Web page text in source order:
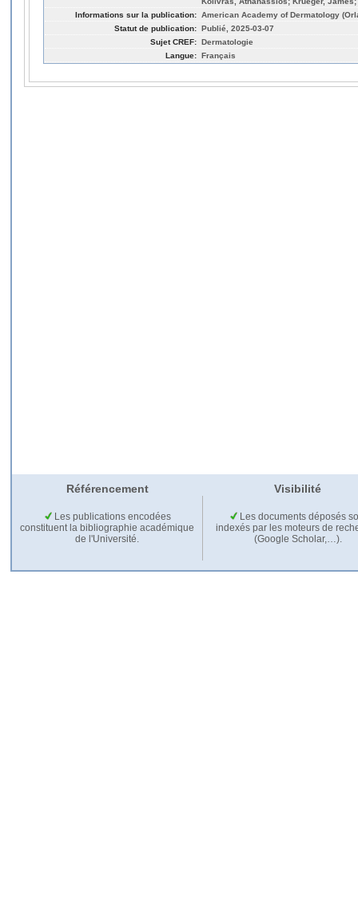
Informations sur la publication: American Academy of Dermatology
Statut de publication: Publié, 2025-03-07
Sujet CREF: Dermatologie
Langue: Français
Référencement Visibilité
Les publications encodées
constituent la bibliographie académique
de l'Université.
Les documents déposés
indexés par les moteurs de
(Google Scholar,…).